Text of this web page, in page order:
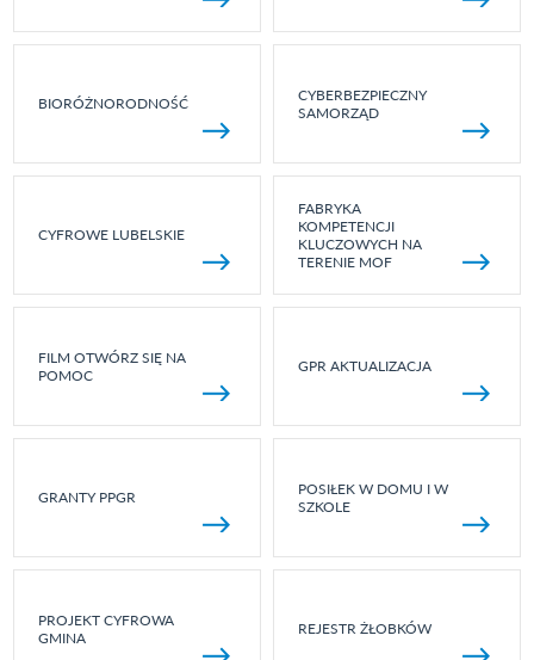
BIORÓŻNORODNOŚĆ
CYBERBEZPIECZNY
SAMORZĄD
CYFROWE LUBELSKIE
FABRYKA
KOMPETENCJI
KLUCZOWYCH NA
TERENIE MOF
FILM OTWÓRZ SIĘ NA
POMOC
GPR AKTUALIZACJA
GRANTY PPGR
POSIŁEK W DOMU I W
SZKOLE
PROJEKT CYFROWA
GMINA
REJESTR ŻŁOBKÓW